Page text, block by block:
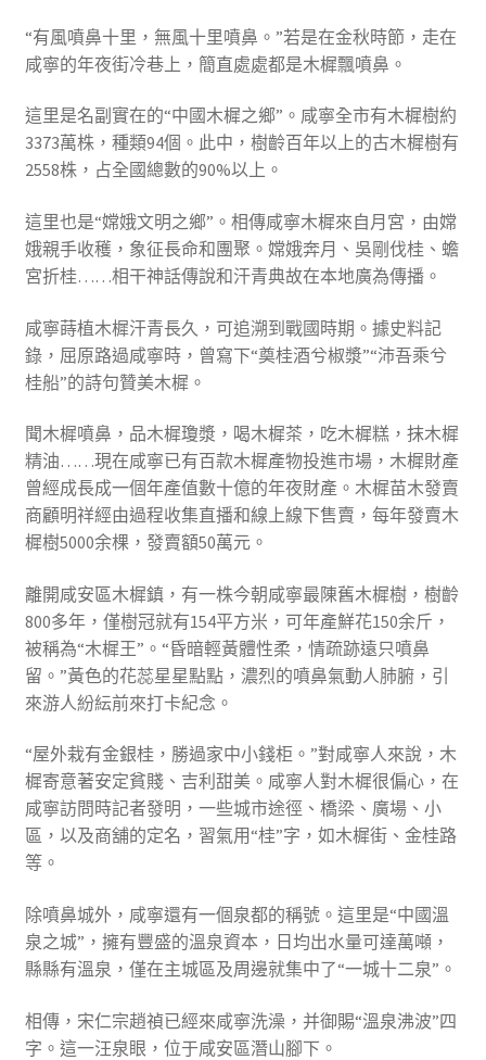
“有風噴鼻十里，無風十里噴鼻。”若是在金秋時節，走在
咸寧的年夜街冷巷上，簡直處處都是木樨飄噴鼻。
這里是名副實在的“中國木樨之鄉”。咸寧全市有木樨樹約
3373萬株，種類94個。此中，樹齡百年以上的古木樨樹有
2558株，占全國總數的90%以上。
這里也是“嫦娥文明之鄉”。相傳咸寧木樨來自月宮，由嫦
娥親手收穫，象征長命和團聚。嫦娥奔月、吳剛伐桂、蟾
宮折桂……相干神話傳說和汗青典故在本地廣為傳播。
咸寧蒔植木樨汗青長久，可追溯到戰國時期。據史料記
錄，屈原路過咸寧時，曾寫下“奠桂酒兮椒漿”“沛吾乘兮
桂船”的詩句贊美木樨。
聞木樨噴鼻，品木樨瓊漿，喝木樨茶，吃木樨糕，抹木樨
精油……現在咸寧已有百款木樨產物投進市場，木樨財產
曾經成長成一個年產值數十億的年夜財產。木樨苗木發賣
商顧明祥經由過程收集直播和線上線下售賣，每年發賣木
樨樹5000余棵，發賣額50萬元。
離開咸安區木樨鎮，有一株今朝咸寧最陳舊木樨樹，樹齡
800多年，僅樹冠就有154平方米，可年產鮮花150余斤，
被稱為“木樨王”。“昏暗輕黃體性柔，情疏跡遠只噴鼻
留。”黃色的花蕊星星點點，濃烈的噴鼻氣動人肺腑，引
來游人紛紜前來打卡紀念。
“屋外栽有金銀桂，勝過家中小錢柜。”對咸寧人來說，木
樨寄意著安定貧賤、吉利甜美。咸寧人對木樨很偏心，在
咸寧訪問時記者發明，一些城市途徑、橋梁、廣場、小
區，以及商舖的定名，習氣用“桂”字，如木樨街、金桂路
等。
除噴鼻城外，咸寧還有一個泉都的稱號。這里是“中國溫
泉之城”，擁有豐盛的溫泉資本，日均出水量可達萬噸，
縣縣有溫泉，僅在主城區及周邊就集中了“一城十二泉”。
相傳，宋仁宗趙禎已經來咸寧洗澡，并御賜“溫泉沸波”四
字。這一汪泉眼，位于咸安區潛山腳下。